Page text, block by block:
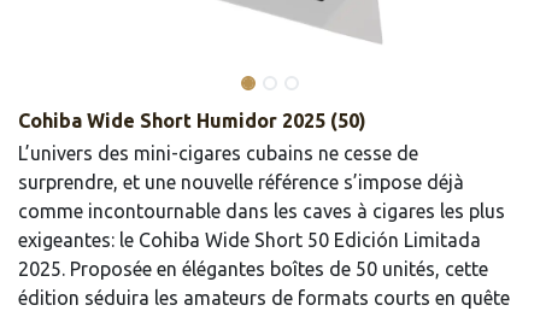
Cohiba Wide Short Humidor 2025 (50)
L’univers des mini-cigares cubains ne cesse de
surprendre, et une nouvelle référence s’impose déjà
comme incontournable dans les caves à cigares les plus
exigeantes: le Cohiba Wide Short 50 Edición Limitada
2025. Proposée en élégantes boîtes de 50 unités, cette
édition séduira les amateurs de formats courts en quête